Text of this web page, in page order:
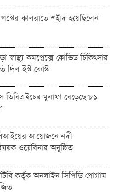
কালরাতে শহীদ হয়েছিলেন
স্বাস্থ্য কমপ্লেক্সে কোভিড চিকিৎসার
দিল ইস্ট কোস্ট
ডিবিএইচের মুনাফা বেড়েছে ৮১
আয়োজনে নদী
ওয়েবিনার অনুষ্ঠিত
কর্তৃক অনলাইন সিপিডি প্রোগ্রাম